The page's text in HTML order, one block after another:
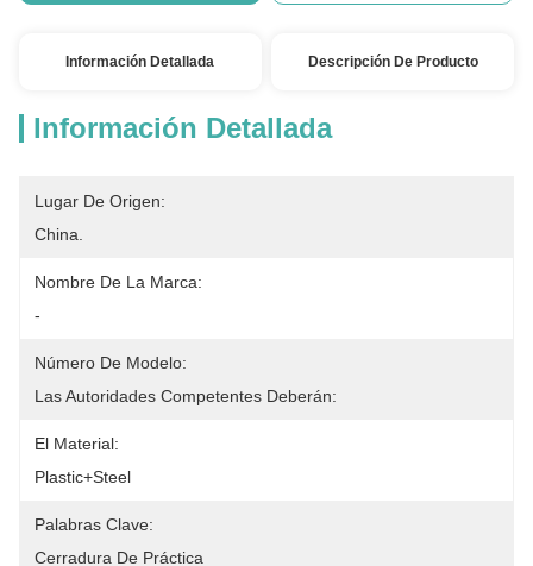
Información Detallada Descripción De Producto
Información Detallada
Lugar De Origen:
China.
Nombre De La Marca:
-
Número De Modelo:
Las Autoridades Competentes Deberán:
El Material:
Plastic+Steel
Palabras Clave:
Cerradura De Práctica